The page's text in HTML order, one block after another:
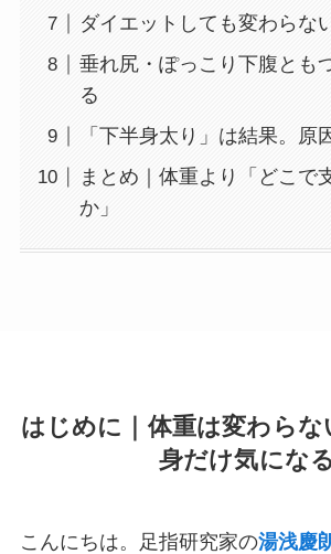
ダイエットしても変わらな
垂れ尻・ぽっこり下腹とも
る
「下半身太り」は結果。原
まとめ｜体重より「どこで
か」
はじめに｜体重は変わらな
身だけ気になる
こんにちは。足指研究家の湯浅慶